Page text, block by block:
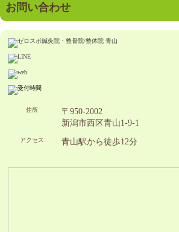
お問い合わせ
住所
〒950-2002
新潟市西区青山1-9-1
アクセス 青山駅から徒歩12分